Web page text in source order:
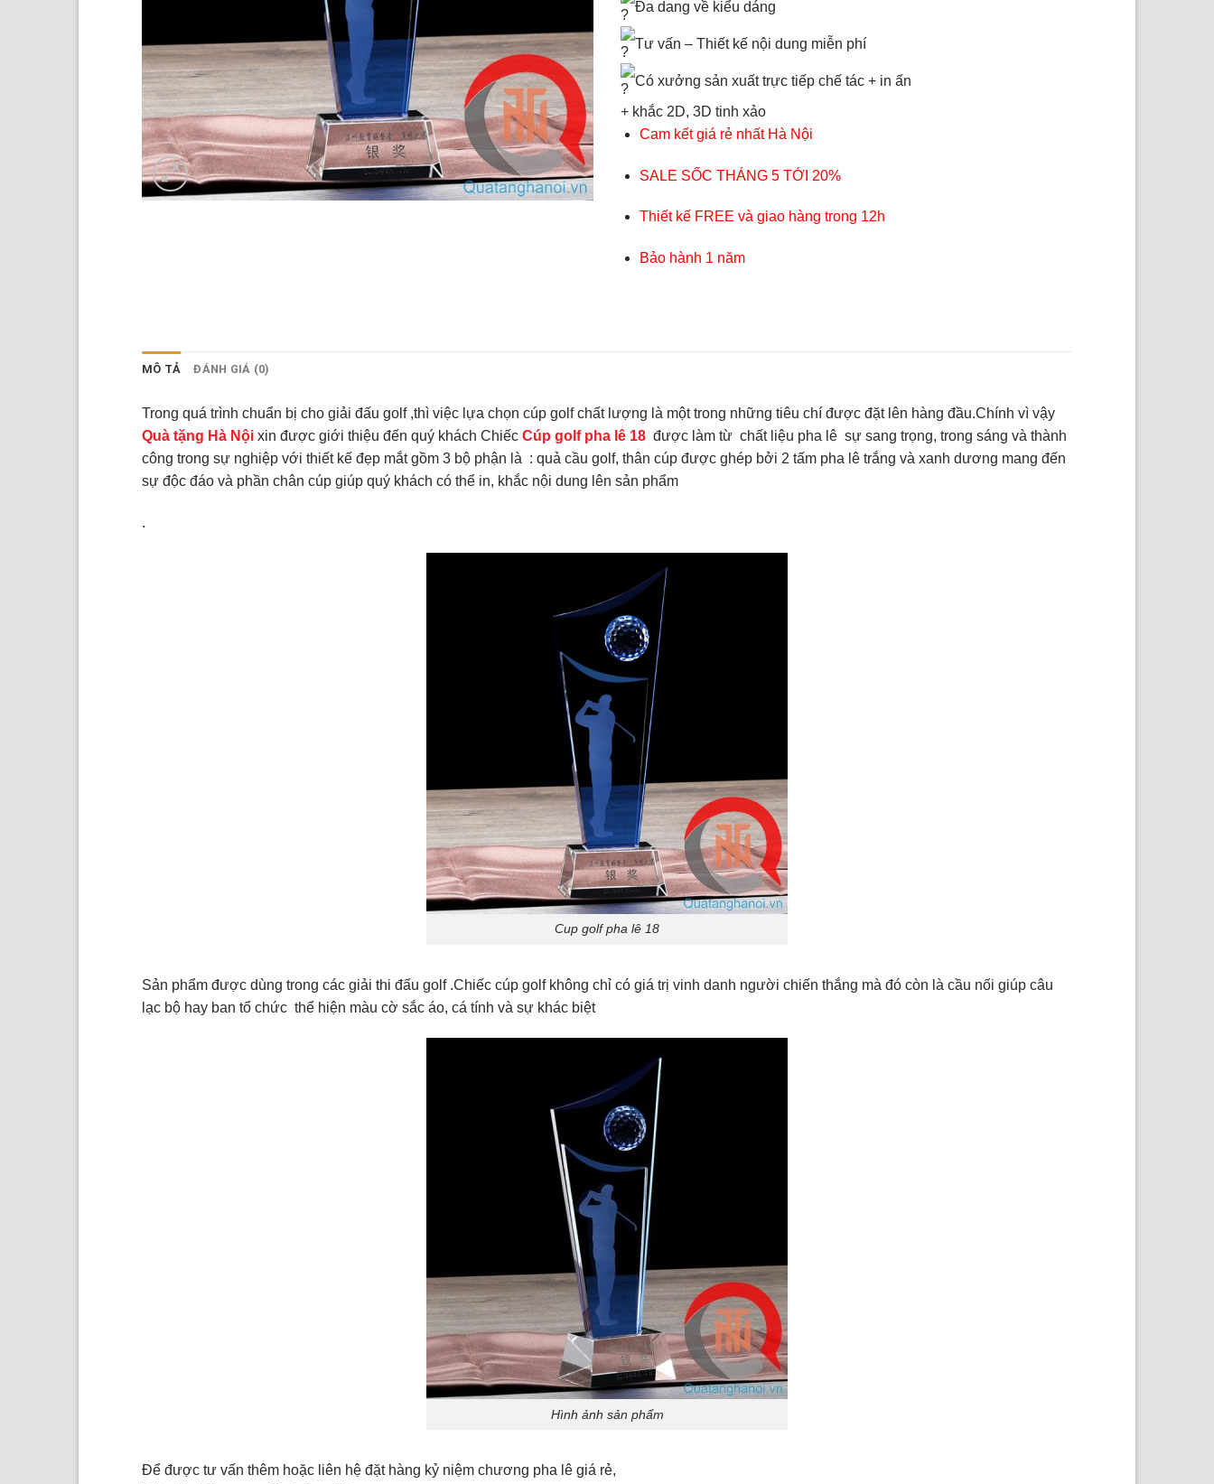
Đa dang về kiểu dáng
Tư vấn – Thiết kế nội dung miễn phí
Có xưởng sản xuất trực tiếp chế tác + in ấn
+ khắc 2D, 3D tinh xảo
Cam kết giá rẻ nhất Hà Nội
SALE SỐC THÁNG 5 TỚI 20%
Thiết kế FREE và giao hàng trong 12h
Bảo hành 1 năm
MÔ TẢ ĐÁNH GIÁ (0)
Trong quá trình chuẩn bị cho giải đấu golf ,thì việc lựa chọn cúp golf chất lượng là một trong những tiêu chí được đặt lên hàng đầu.Chính vì vậy
Quà tặng Hà Nội xin được giới thiệu đến quý khách Chiếc Cúp golf pha lê 18 được làm từ chất liệu pha lê sự sang trọng, trong sáng và thành
công trong sự nghiệp với thiết kế đẹp mắt gồm 3 bộ phận là : quả cầu golf, thân cúp được ghép bởi 2 tấm pha lê trắng và xanh dương mang đến
sự độc đáo và phần chân cúp giúp quý khách có thể in, khắc nội dung lên sản phẩm
.
Cup golf pha lê 18
Sản phẩm được dùng trong các giải thi đấu golf .Chiếc cúp golf không chỉ có giá trị vinh danh người chiến thắng mà đó còn là cầu nối giúp câu
lạc bộ hay ban tổ chức thể hiện màu cờ sắc áo, cá tính và sự khác biệt
Hình ảnh sản phẩm
Để được tư vấn thêm hoặc liên hệ đặt hàng kỷ niệm chương pha lê giá rẻ,